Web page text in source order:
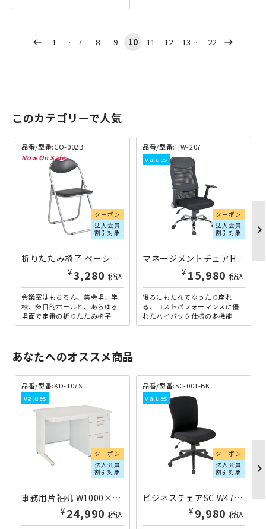
west 1 7 8 9 10 11 12 13 22 east
このカテゴリーで人気
品番/型番:CO-002B
クーポン
法人会員
割引対象
折りたたみ椅子 ベーシックタイプ CO-002B | 416156
¥3,280 税込
会議室はもちろん、集会場、学
校、多目的ホールと、あらゆる
場面で定番の折りたたみ椅子の
機能を、よりベーシックなもの
品番/型番:HW-207
クーポン
法人会員
割引対象
マネージメントチェアHW 個人宅配送費込A ←旧ハイウィング HW-207 | 416108
¥ 15,980 税込
後ろにもたれてゆったり座れ
る、コストパフォーマンスに優
れたハイバック仕様の多機能メ
ッシュチェアです。メッシュ仕
chevron_right
あなたへのオススメ商品
品番/型番:KD-107S
クーポン
法人会員
割引対象
事務用片袖机 W1000×D700×H700 ニューグレー
¥ 24,990 税込
品番/型番:SC-001-BK
クーポン
法人会員
割引対象
ビジネスチェアSC W475×D550×H895-965 ブラック
¥ 9,980 税込
chevron_right